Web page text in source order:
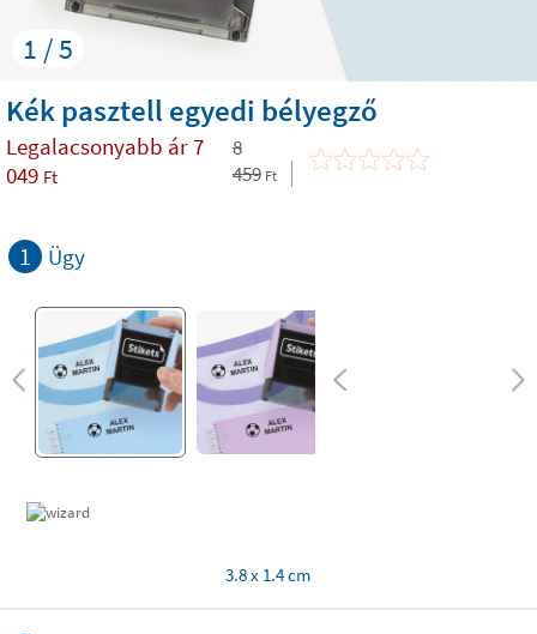
1 / 5
Kék pasztell egyedi bélyegző
Legalacsonyabb ár7
049 Ft
8
459 Ft
1 Ügy
3.8 x 1.4 cm